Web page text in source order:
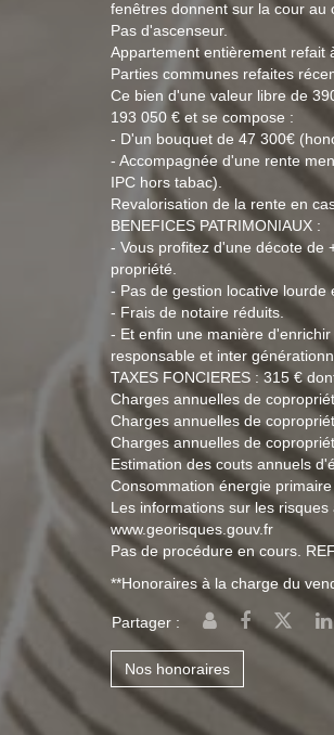
fenêtres donnent sur la cour au
Pas d'ascenseur.
Appartement entièrement refait
Parties communes refaites
Ce bien d'une valeur libre de
193 050 € et se compose :
- D'un bouquet de 47 300€
- Accompagnée d'une rente
IPC hors tabac).
Revalorisation de la rente en
BENEFICES PATRIMONIAUX :
- Vous profitez d'une décote de
propriété.
- Pas de gestion locative lourde
- Frais de notaire réduits.
- Et enfin une manière
responsable et inter
TAXES FONCIERES : 315 €
Charges annuelles de
Charges annuelles de
Charges annuelles de
Estimation des couts annuels
Consommation énergie primaire
Les informations sur les
www.georisques.gouv.fr
Pas de procédure en cours.
**Honoraires à la charge du
Partager :
Nos honoraires